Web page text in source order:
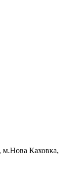
м.Нова Каховка,